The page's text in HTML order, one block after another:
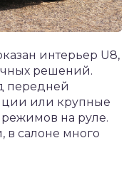
интерьер U8,
решений.
передней
или крупные
на руле.
в салоне много